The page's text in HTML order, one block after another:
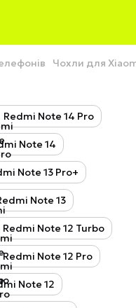
Чохли для
Redmi Note 14 Pro
Note 14
Note 13 Pro+
Note 13
Redmi Note 12 Turbo
Redmi Note 12 Pro
Note 12